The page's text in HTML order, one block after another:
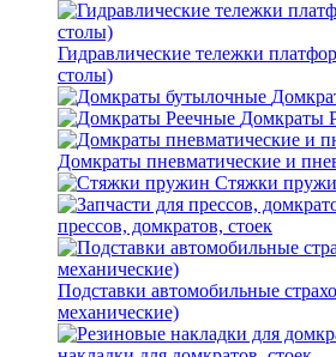
Гидравлические тележки
столы)
Домкраты
Домкраты пневматические и
Стяжки
прессов, домкратов, стоек
Подставки автомобильные
механические)